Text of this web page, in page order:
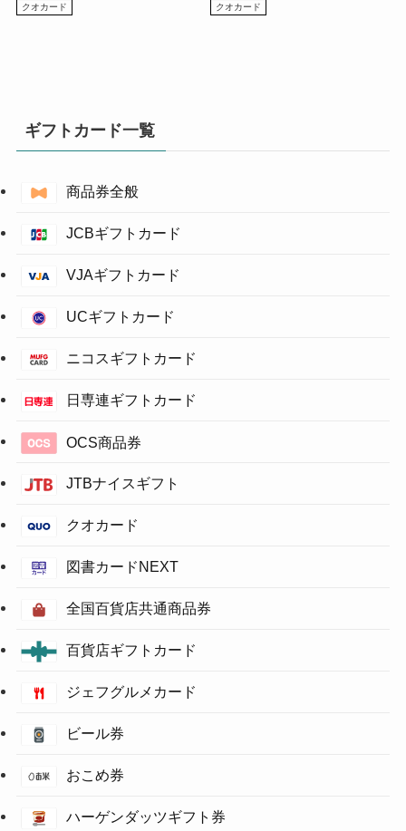
クオカード クオカード
ギフトカード一覧
商品券全般
JCBギフトカード
VJAギフトカード
UCギフトカード
ニコスギフトカード
日専連ギフトカード
OCS商品券
JTBナイスギフト
クオカード
図書カードNEXT
全国百貨店共通商品券
百貨店ギフトカード
ジェフグルメカード
ビール券
おこめ券
ハーゲンダッツギフト券